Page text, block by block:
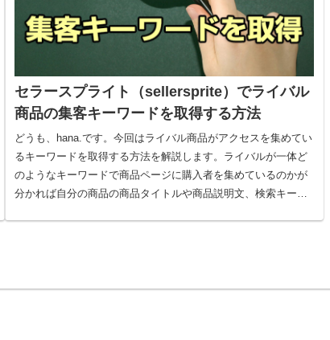
セラースプライト（sellersprite）でライバル
商品の集客キーワードを取得する方法
どうも、hana.です。今回はライバル商品がアクセスを集めてい
るキーワードを取得する方法を解説します。ライバルが一体ど
のようなキーワードで商品ページに購入者を集めているのかが
分かれば自分の商品の商品タイトルや商品説明文、検索キーワ